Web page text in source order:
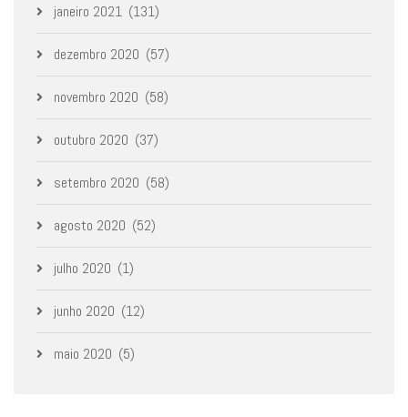
janeiro 2021 (131)
dezembro 2020 (57)
novembro 2020 (58)
outubro 2020 (37)
setembro 2020 (58)
agosto 2020 (52)
julho 2020 (1)
junho 2020 (12)
maio 2020 (5)